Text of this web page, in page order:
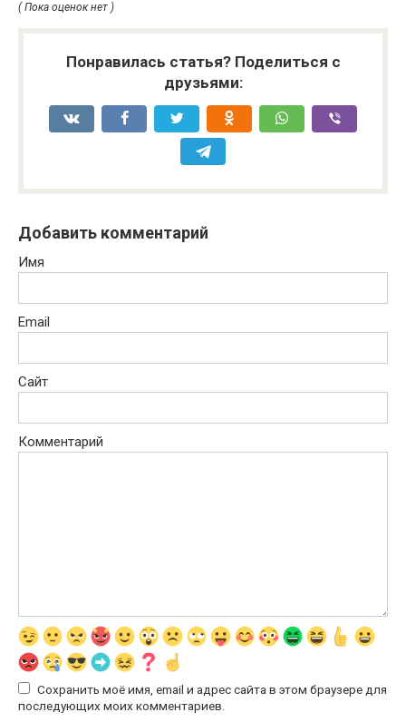
( Пока оценок нет )
Понравилась статья? Поделиться с
друзьями:
Добавить комментарий
Имя
Email
Сайт
Комментарий
Сохранить моё имя, email и адрес сайта в этом браузере для
последующих моих комментариев.